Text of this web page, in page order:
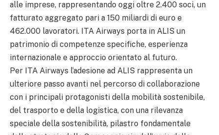
alle imprese, rappresentando oggi oltre 2.400 soci, un
fatturato aggregato pari a 150 miliardi di euro e
462.000 lavoratori. ITA Airways porta in ALIS un
patrimonio di competenze specifiche, esperienza
internazionale e approccio orientato al futuro.
Per ITA Airways l’adesione ad ALIS rappresenta un
ulteriore passo avanti nel percorso di collaborazione
con i principali protagonisti della mobilità sostenibile,
del trasporto e della logistica, con una rilevanza
speciale della sostenibilità, pilastro fondamentale